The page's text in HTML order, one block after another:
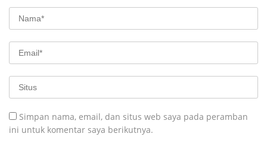
Simpan nama, email, dan situs web saya pada peramban
ini untuk komentar saya berikutnya.